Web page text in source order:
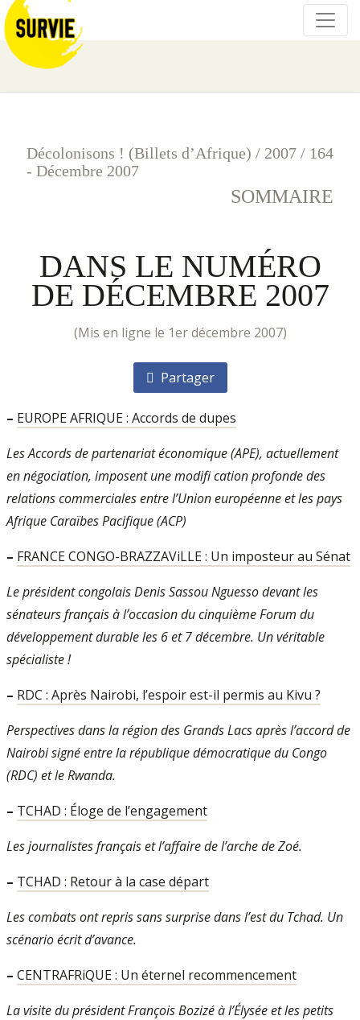
Décolonisons ! (Billets d’Afrique) / 2007 / 164
- Décembre 2007
SOMMAIRE
DANS LE NUMÉRO
DE DÉCEMBRE 2007
(mis en ligne le 1er décembre 2007)
Partager
– EUROPE AFRIQUE : Accords de dupes
Les Accords de partenariat économique (APE), actuellement
en négociation, imposent une modifi cation profonde des
relations commerciales entre l’Union européenne et les pays
Afrique Caraïbes Pacifique (ACP)
– FRANCE CONGO-BRAZZAViLLE : Un imposteur au Sénat
Le président congolais Denis Sassou Nguesso devant les
sénateurs français à l’occasion du cinquième Forum du
développement durable les 6 et 7 décembre. Un véritable
spécialiste !
– RDC : Après Nairobi, l’espoir est-il permis au Kivu ?
Perspectives dans la région des Grands Lacs après l’accord de
Nairobi signé entre la république démocratique du Congo
(RDC) et le Rwanda.
– TCHAD : Éloge de l’engagement
Les journalistes français et l’affaire de l’arche de Zoé.
– TCHAD : Retour à la case départ
Les combats ont repris sans surprise dans l’est du Tchad. Un
scénario écrit d’avance.
– CENTRAFRiQUE : Un éternel recommencement
La visite du président François Bozizé à l’Élysée et les petits